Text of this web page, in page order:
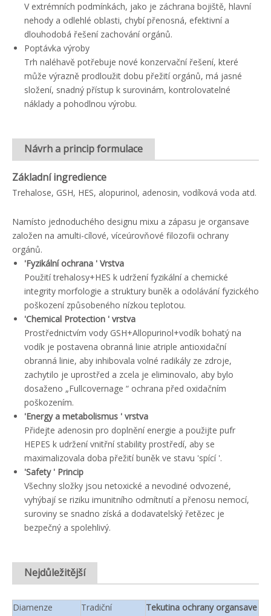
V extrémních podmínkách, jako je záchrana bojiště, hlavní
nehody a odlehlé oblasti, chybí přenosná, efektivní a
dlouhodobá řešení zachování orgánů.
Poptávka výroby
Trh naléhavě potřebuje nové konzervační řešení, které
může výrazně prodloužit dobu přežití orgánů, má jasné
složení, snadný přístup k surovinám, kontrolovatelné
náklady a pohodlnou výrobu.
Návrh a princip formulace
Základní ingredience
Trehalose, GSH, HES, alopurinol, adenosin, vodíková voda atd.
Namísto jednoduchého designu mixu a zápasu je organsave
založen na amulti-cílové, víceúrovňové filozofii ochrany
orgánů.
'Fyzikální ochrana ' Vrstva
Použití trehalosy+HES k udržení fyzikální a chemické
integrity morfologie a struktury buněk a odolávání fyzického
poškození způsobeného nízkou teplotou.
'Chemical Protection ' vrstva
Prostřednictvím vody GSH+Allopurinol+vodík bohatý na
vodík je postavena obranná linie atriple antioxidační
obranná linie, aby inhibovala volné radikály ze zdroje,
zachytilo je uprostřed a zcela je eliminovalo, aby bylo
dosaženo „Fullcovernage “ ochrana před oxidačním
poškozením.
'Energy a metabolismus ' vrstva
Přidejte adenosin pro doplnění energie a použijte pufr
HEPES k udržení vnitřní stability prostředí, aby se
maximalizovala doba přežití buněk ve stavu 'spící '.
'Safety ' Princip
Všechny složky jsou netoxické a nevodiné odvozené,
vyhýbají se riziku imunitního odmítnutí a přenosu nemocí,
suroviny se snadno získá a dodavatelský řetězec je
bezpečný a spolehlivý.
Nejdůležitější
Diamenze
Tradiční
Tekutina ochrany organsave